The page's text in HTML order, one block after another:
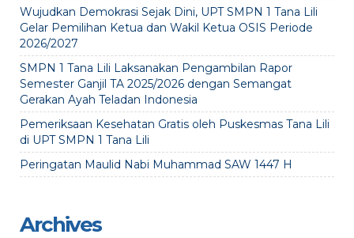
Wujudkan Demokrasi Sejak Dini, UPT SMPN 1 Tana Lili
Gelar Pemilihan Ketua dan Wakil Ketua OSIS Periode
2026/2027
SMPN 1 Tana Lili Laksanakan Pengambilan Rapor
Semester Ganjil TA 2025/2026 dengan Semangat
Gerakan Ayah Teladan Indonesia
Pemeriksaan Kesehatan Gratis oleh Puskesmas Tana Lili
di UPT SMPN 1 Tana Lili
Peringatan Maulid Nabi Muhammad SAW 1447 H
Archives